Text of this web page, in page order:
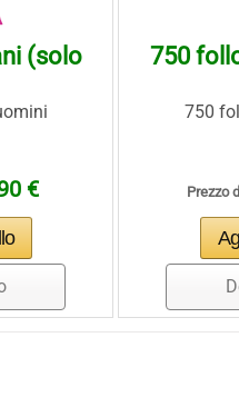
(solo
€
750
750
Prezzo